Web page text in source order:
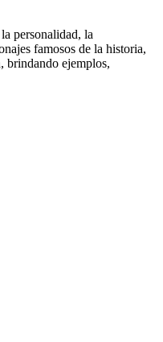
personalidad, la
famosos de la historia,
brindando ejemplos,